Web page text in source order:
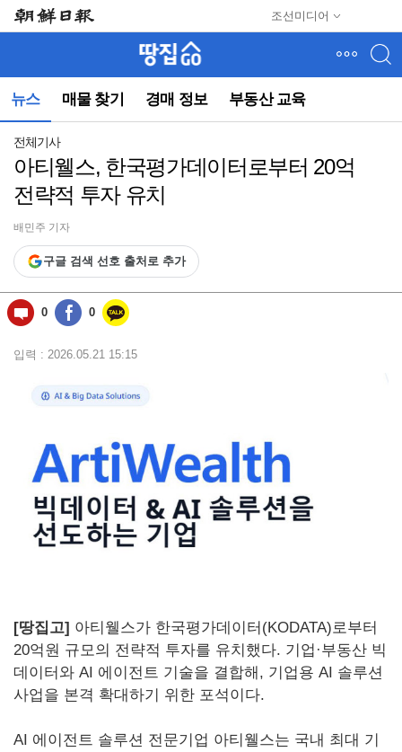
조선미디어
뉴스 매물 찾기 경매 정보 부동산 교육
뉴
(컨
동)
전체기사
아티웰스, 한국평가데이터로부터 20억
전략적 투자 유치
배민주 기자
구글 검색 선호 출처로 추가
0 0
입력 : 2026.05.21 15:15
[땅집고] 아티웰스가 한국평가데이터(KODATA)로부터
20억원 규모의 전략적 투자를 유치했다. 기업·부동산 빅
데이터와 AI 에이전트 기술을 결합해, 기업용 AI 솔루션
사업을 본격 확대하기 위한 포석이다.
AI 에이전트 솔루션 전문기업 아티웰스는 국내 최대 기